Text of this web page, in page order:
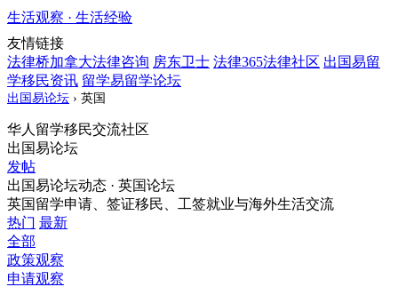
生活观察 · 生活经验
友情链接
法律桥加拿大法律咨询 房东卫士 法律365法律社区 出国易留
学移民资讯 留学易留学论坛
出国易论坛 › 英国
华人留学移民交流社区
出国易论坛
发帖
出国易论坛动态 · 英国论坛
英国留学申请、签证移民、工签就业与海外生活交流
热门 最新
全部
政策观察
申请观察